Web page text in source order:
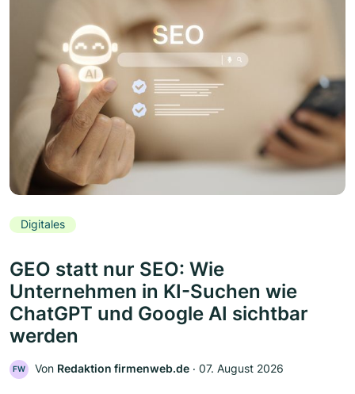
Digitales
GEO statt nur SEO: Wie
Unternehmen in KI-Suchen wie
ChatGPT und Google AI sichtbar
werden
FW Von Redaktion firmenweb.de ‧ 07. August 2026